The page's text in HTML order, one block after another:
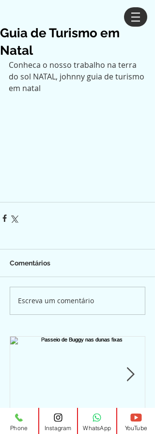
Guia de Turismo em
Natal
Conheca o nosso trabalho na terra
do sol NATAL, johnny guia de turismo
em natal
Comentários
Escreva um comentário
Passeio de Buggy nas
Phone Instagram WhatsApp YouTube